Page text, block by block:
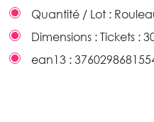
Quantité / Lot :
Dimensions : Tickets :
ean13 :